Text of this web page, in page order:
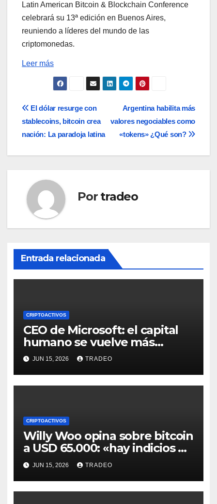
Latin American Bitcoin & Blockchain Conference
celebrará su 13ª edición en Buenos Aires,
reuniendo a líderes del mundo de las
criptomonedas.
Leer más
Navegación
de
entradas
Argentina habilita más
valores negociables como
«tokens» ¿Qué son?
El dólar resurge con
stablecoins, bitcoin crea
nación: La paradoja latina
Por tradeo
Entrada relacionada
CRIPTOACTIVOS
CEO de Microsoft: el capital
humano se vuelve más
valioso a medida que crece la
IA
JUN 15, 2026 TRADEO
CRIPTOACTIVOS
Willy Woo opina sobre bitcoin
a USD 65.000: «hay indicios de
posible divergencia alcista»
JUN 15, 2026 TRADEO